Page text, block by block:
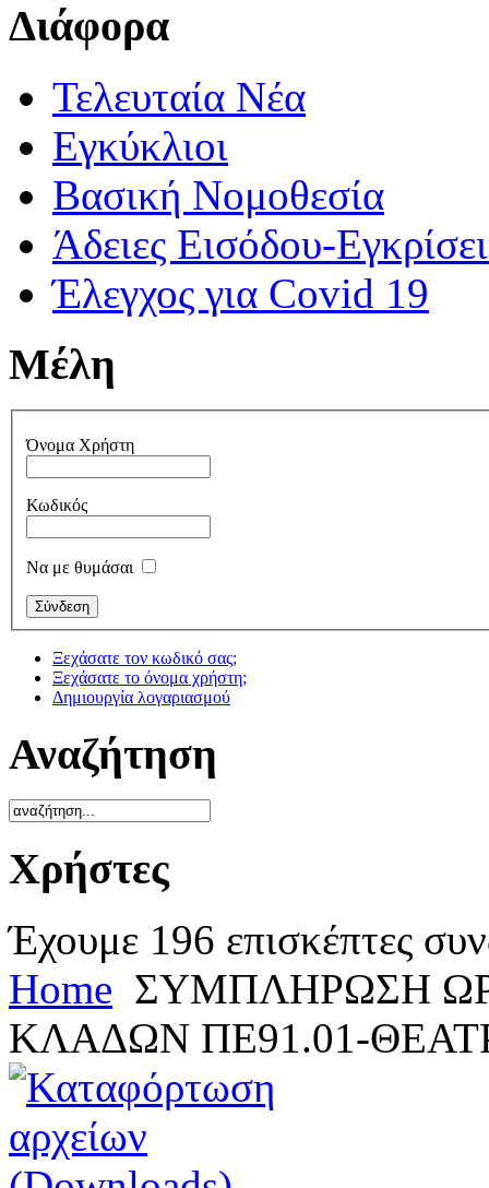
Διάφορα
Τελευταία Νέα
Εγκύκλιοι
Βασική Νομοθεσία
Άδειες Εισόδου-
Έλεγχος για Covid 19
Μέλη
Όνομα Χρήστη
Κωδικός
Να με θυμάσαι
Ξεχάσατε τον κωδικό σας;
Ξεχάσατε το όνομα χρήστη;
Δημιουργία λογαριασμού
Αναζήτηση
Χρήστες
Έχουμε 196 επισκέπτες
Home ΣΥΜΠΛΗΡΩΣΗ
ΚΛΑΔΩΝ ΠΕ91.01-